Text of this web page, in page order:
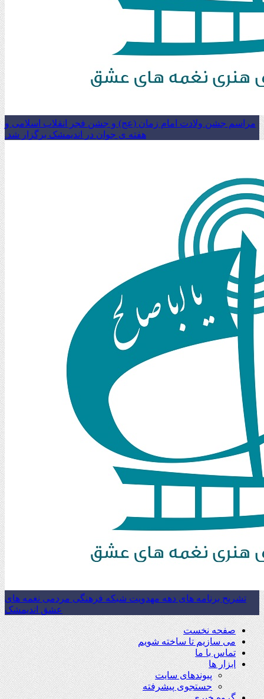
مراسم جشن ولادت امام زمان (عج) و جشن فجر انقلاب اسلامی و
هفته ی جوان در اندیمشک برگزار شد.
تشریح برنامه های دهه مهدویت شبکه فرهنگی مردمی نغمه های
عشق اندیمشک
صفحه نخست
می سازیم تا ساخته شویم
تماس با ما
ابزار ها
پیوندهای سایت
جستجوی پیشرفته